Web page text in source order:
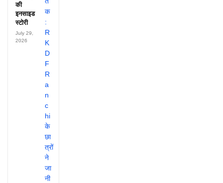
की
इनसाइड
स्टोरी
July 29,
2026